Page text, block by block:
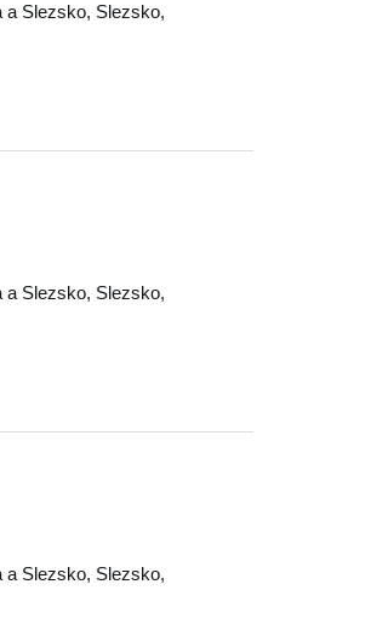
a Slezsko, Slezsko,
a Slezsko, Slezsko,
a Slezsko, Slezsko,